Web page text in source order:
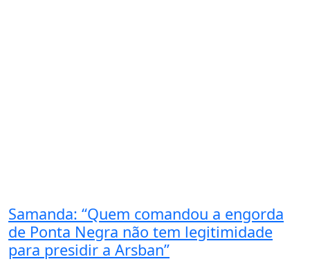
Samanda: “Quem comandou a engorda
de Ponta Negra não tem legitimidade
para presidir a Arsban”